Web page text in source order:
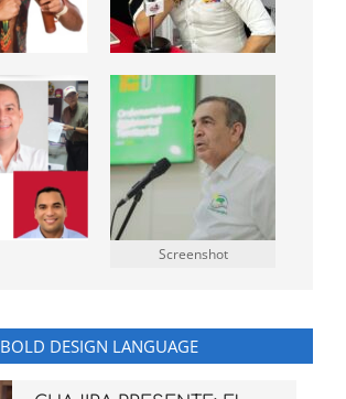
Screenshot
BOLD DESIGN LANGUAGE